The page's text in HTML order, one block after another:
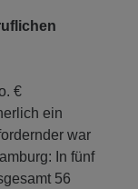
€
ein
war
In fünf
56